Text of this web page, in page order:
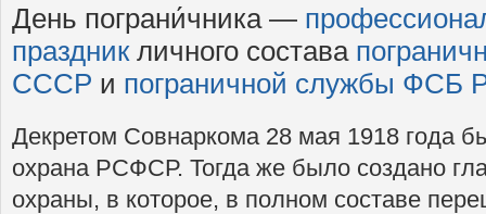
День пограни́чника —
праздникличного состава
СССР и пограничной службы ФСБ
Декретом Совнаркома 28 мая 1918 года
охрана РСФСР. Тогда же было создано
охраны, в которое, в полном составе